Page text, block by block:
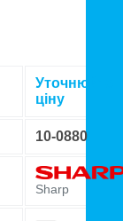
Уточнюйте
ціну
10-0880
Sharp